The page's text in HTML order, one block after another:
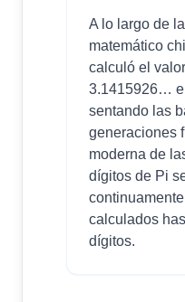
A lo largo de
matemático
calculó el
3.1415926…
sentando las
generaciones
moderna de
dígitos de Pi
calculados
dígitos.